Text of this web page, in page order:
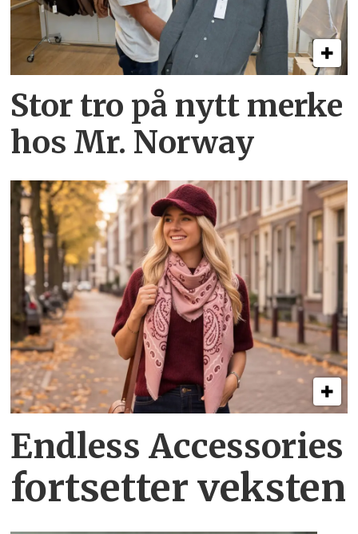
Stor tro på nytt merke
hos Mr. Norway
Endless Accessories
fortsetter veksten